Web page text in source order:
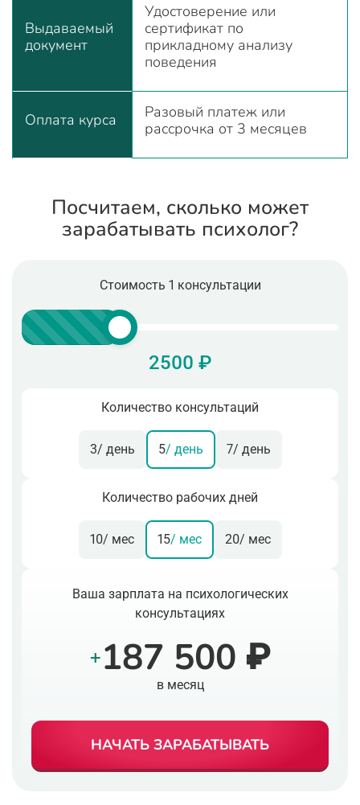
Выдаваемый
документ
Удостоверение или
сертификат по
прикладному анализу
поведения
Оплата курса
Разовый платеж или
рассрочка от 3 месяцев
Посчитаем, сколько может
зарабатывать психолог?
Стоимость 1 консультации
2500 ₽
Количество консультаций
3/ день 5/ день 7/ день
Количество рабочих дней
10/ мес 15/ мес 20/ мес
Ваша зарплата на психологических
консультациях
+187 500 ₽
в месяц
НАЧАТЬ ЗАРАБАТЫВАТЬ